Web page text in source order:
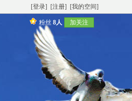
[登录] [注册] [我的空间]
粉丝 8人 加关注